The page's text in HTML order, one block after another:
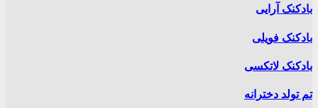
بادکنک آرایی
بادکنک فویلی
بادکنک لاتکسی
تم تولد دخترانه